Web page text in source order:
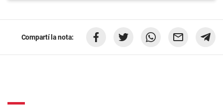
Compartí la nota: